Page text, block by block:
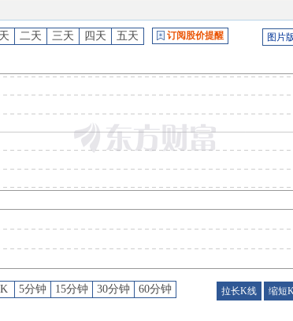
二天 三天 四天 五天 订阅股价提醒 图片
5分钟 15分钟 30分钟 60分钟 拉长K线 缩短